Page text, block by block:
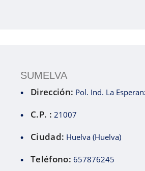
SUMELVA
Dirección: Pol. Ind. La
C.P. : 21007
Ciudad: Huelva (Huelva)
Teléfono: 657876245